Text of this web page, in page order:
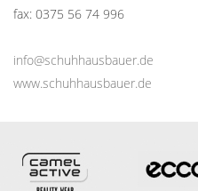
fax: 0375 56 74 996
info@schuhhausbauer.de
www.schuhhausbauer.de